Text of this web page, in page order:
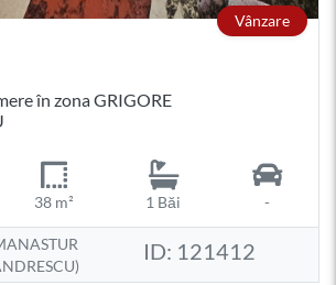
Vânzare
în zona GRIGORE
38 m² 1 Băi -
ID: 121412